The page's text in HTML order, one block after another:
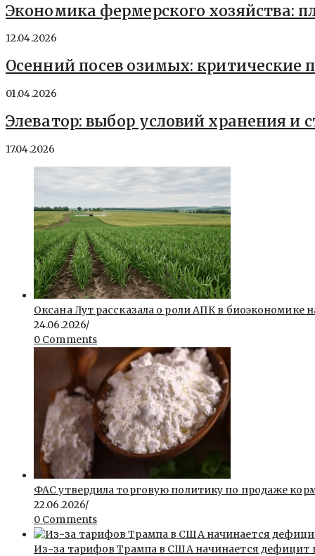
Экономика фермерского хозяйства:
12.04.2026
Осенний посев озимых:
01.04.2026
Элеватор: выбор условий хранения и
17.04.2026
Оксана Лут рассказала о роли АПК в биоэкономике
24.06.2026/
0 Comments
ФАС утвердила торговую политику по продаже
22.06.2026/
0 Comments
Из-за тарифов Трампа в США начинается дефицит